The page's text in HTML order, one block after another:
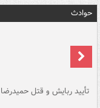
حوادث
تأیید ربایش و قتل